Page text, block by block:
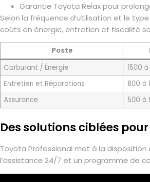
Garantie Toyota Relax pour
Selon la fréquence d’utilisation et le
coûts en énergie, entretien et fiscalité
Poste
Carburant / Énergie
1500
Entretien et Réparations
800 à
Assurance
500 à
Des solutions ciblées
Toyota Professional met à la
l’assistance 24/7 et un programme de